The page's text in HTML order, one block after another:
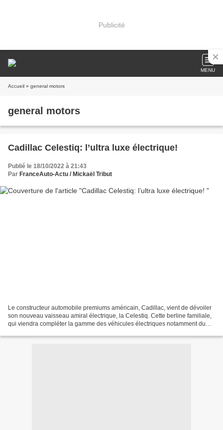
Publicité
MENU
Accueil » general motors
general motors
Cadillac Celestiq: l’ultra luxe électrique!
Publié le 18/10/2022 à 21:43
Par FranceAuto-Actu / Mickaël Tribut
Le constructeur automobile premiums américain, Cadillac, vient de dévoiler
son nouveau vaisseau amiral électrique, la Celestiq. Cette berline familiale,
qui viendra compléter la gamme des véhicules électriques notamment du